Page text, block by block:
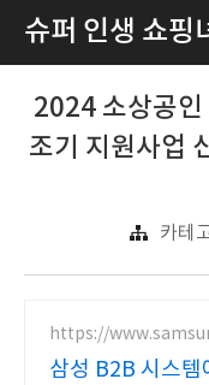
슈퍼 인생 쇼핑
2024 소상공인
조기 지원사업
카테
https://
삼성 B2B 시스템